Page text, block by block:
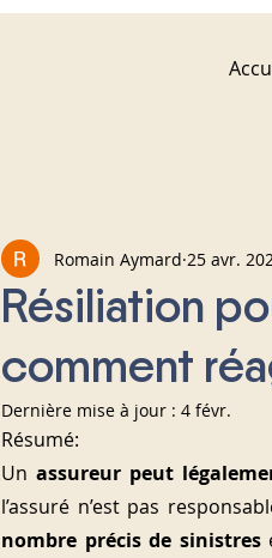
Résiliation
comment
Romain Aymard 25 avr.
Dernière mise à jour : 4 févr.
Résumé:
Un assureur peut
l’assuré n’est pas
nombre précis de sinistres